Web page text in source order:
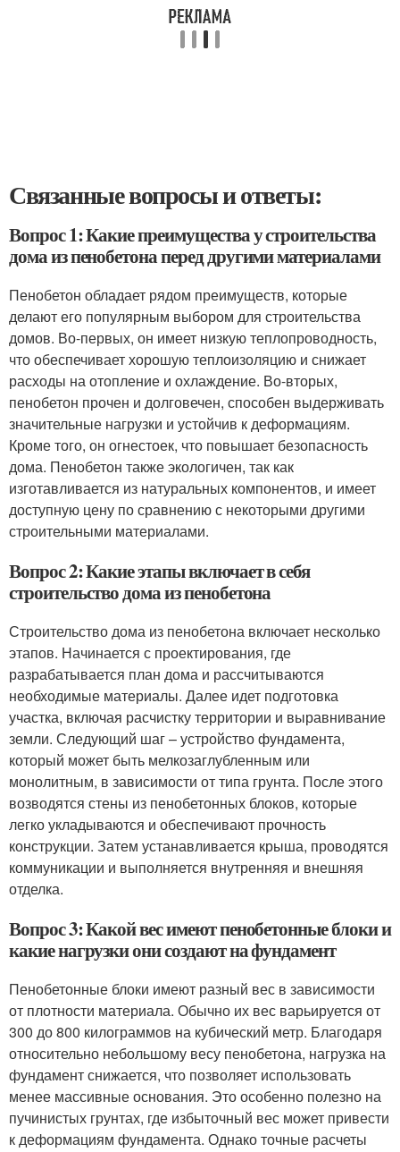
Связанные вопросы и ответы:
Вопрос 1: Какие преимущества у строительства
дома из пенобетона перед другими материалами
Пенобетон обладает рядом преимуществ, которые
делают его популярным выбором для строительства
домов. Во-первых, он имеет низкую теплопроводность,
что обеспечивает хорошую теплоизоляцию и снижает
расходы на отопление и охлаждение. Во-вторых,
пенобетон прочен и долговечен, способен выдерживать
значительные нагрузки и устойчив к деформациям.
Кроме того, он огнестоек, что повышает безопасность
дома. Пенобетон также экологичен, так как
изготавливается из натуральных компонентов, и имеет
доступную цену по сравнению с некоторыми другими
строительными материалами.
Вопрос 2: Какие этапы включает в себя
строительство дома из пенобетона
Строительство дома из пенобетона включает несколько
этапов. Начинается с проектирования, где
разрабатывается план дома и рассчитываются
необходимые материалы. Далее идет подготовка
участка, включая расчистку территории и выравнивание
земли. Следующий шаг – устройство фундамента,
который может быть мелкозаглубленным или
монолитным, в зависимости от типа грунта. После этого
возводятся стены из пенобетонных блоков, которые
легко укладываются и обеспечивают прочность
конструкции. Затем устанавливается крыша, проводятся
коммуникации и выполняется внутренняя и внешняя
отделка.
Вопрос 3: Какой вес имеют пенобетонные блоки и
какие нагрузки они создают на фундамент
Пенобетонные блоки имеют разный вес в зависимости
от плотности материала. Обычно их вес варьируется от
300 до 800 килограммов на кубический метр. Благодаря
относительно небольшому весу пенобетона, нагрузка на
фундамент снижается, что позволяет использовать
менее массивные основания. Это особенно полезно на
пучинистых грунтах, где избыточный вес может привести
к деформациям фундамента. Однако точные расчеты